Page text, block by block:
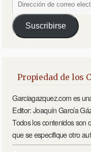
Suscribirse
Propiedad de los
Garciagazquez.com es
Editor: Joaquín García
Todos los contenidos son
que se especifique otro